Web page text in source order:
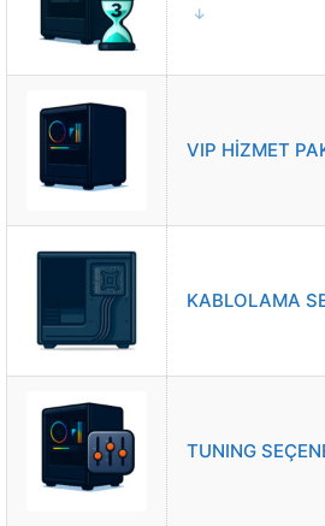
VIP HİZMET
KABLOLAMA
TUNING